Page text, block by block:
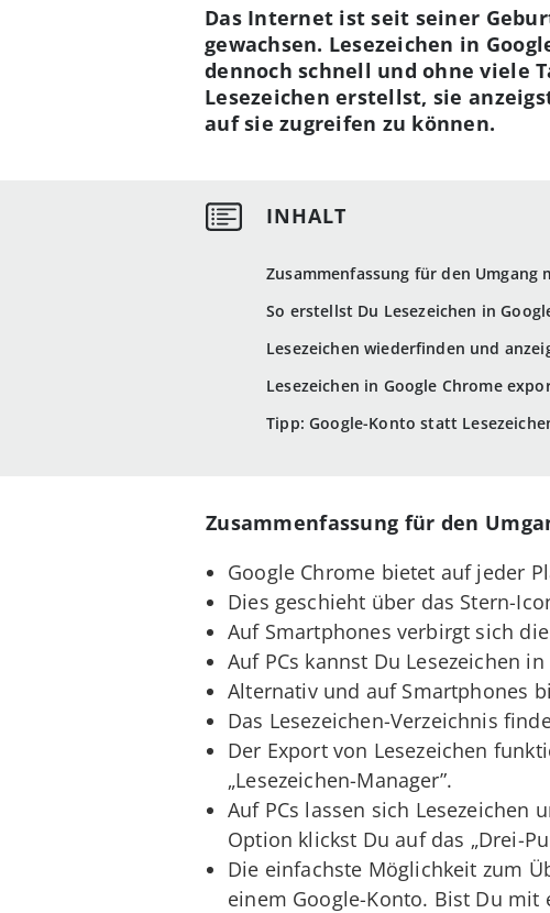
Zusammenfassung für den Umgang
So erstellst Du Lesezeichen in
Lesezeichen wiederfinden und
Lesezeichen in Google Chrome
Tipp: Google-Konto statt
Das Internet ist seit seiner
gewachsen. Lesezeichen in
dennoch schnell und ohne viele
Lesezeichen erstellst, sie
auf sie zugreifen zu können.
Zusammenfassung für den
Google Chrome bietet auf jeder
Dies geschieht über das Stern-
Auf Smartphones verbirgt sich
Auf PCs kannst Du Lesezeichen
Alternativ und auf Smartphones
Das Lesezeichen-Verzeichnis
Der Export von Lesezeichen
„Lesezeichen-Manager”.
Auf PCs lassen sich
Option klickst Du auf das „Drei-
Die einfachste Möglichkeit zum
einem Google-Konto. Bist Du